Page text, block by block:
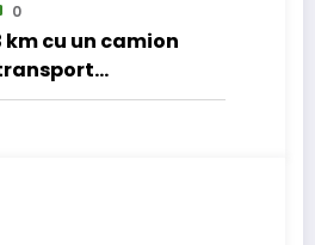
0
km cu un camion